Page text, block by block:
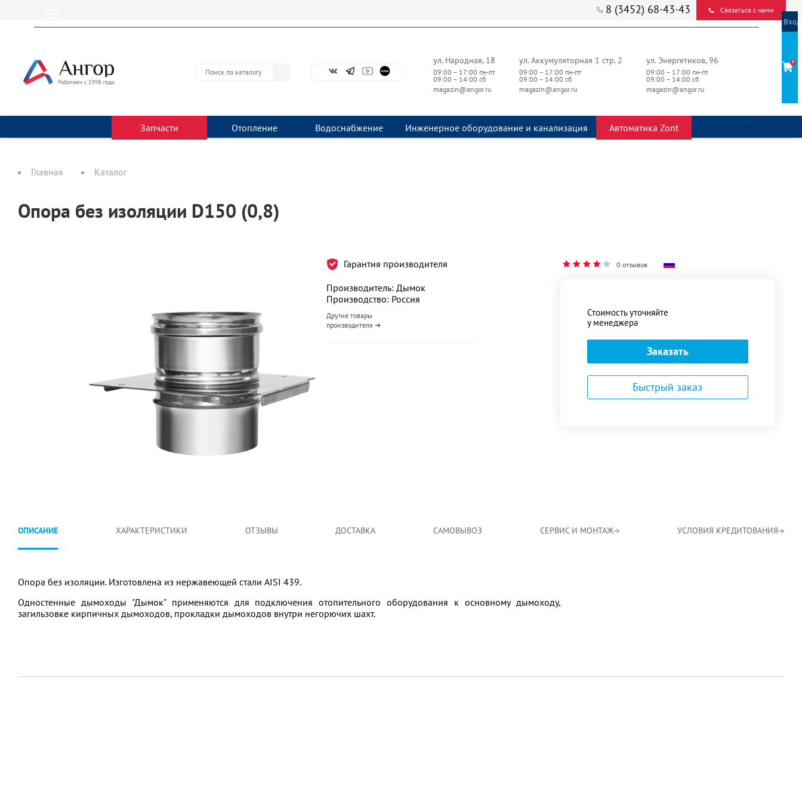
8 (3452) 68-43-43 Связаться с нами
ул. Народная, 18
09:00 – 17:00 пн-пт
09:00 – 14:00 сб
magazin@angor.ru
ул. Аккумуляторная 1 стр. 2
09:00 – 17:00 пн-пт
09:00 – 14:00 сб
magazin@angor.ru
ул. Энергетиков, 96
09:00 – 17:00 пн-пт
09:00 – 14:00 сб
magazin@angor.ru
Запчасти Отопление Водоснабжение Инженерное оборудование и канализация Автоматика Zont
Вход
0
Главная Каталог
Опора без изоляции D150 (0,8)
Гарантия производителя
Производитель: Дымок
Производство: Россия
Другие товары
производителя ➜
0 отзывов
Стоимость уточняйте
у менеджера
Заказать
Быстрый заказ
ОПИСАНИЕ ХАРАКТЕРИСТИКИ ОТЗЫВЫ ДОСТАВКА САМОВЫВОЗ СЕРВИС И МОНТАЖ УСЛОВИЯ КРЕДИТОВАНИЯ
Опора без изоляции. Изготовлена из нержавеющей стали AISI 439.
Одностенные дымоходы "Дымок" применяются для подключения отопительного оборудования к основному дымоходу,
загильзовке кирпичных дымоходов, прокладки дымоходов внутри негорючих шахт.